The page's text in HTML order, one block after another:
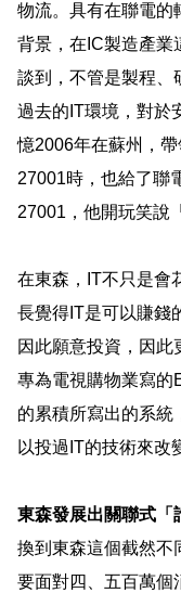
物流。具有在聯電的
背景，在 IC製造產業
談到，不管是製程、
過去的 IT環境，對於
憶2006年在蘇州，
27001時，也給了聯
27001 ，他開玩笑說
在東森， IT不只是會
長覺得IT是可以賺錢
因此願意投資，因此
專為電視購物業寫的
的累積所寫出的系統
以投過 IT的技術來改
東森發展出關聯式「
換到東森這個截然不
要面對四、五百萬個